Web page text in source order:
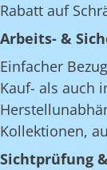
Rabatt auf
Arbeits- &
Einfacher
Kauf- als auch
Kollektionen,
Sichtprüfung